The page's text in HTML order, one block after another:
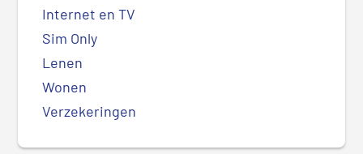
Internet en TV
Sim Only
Lenen
Wonen
Verzekeringen